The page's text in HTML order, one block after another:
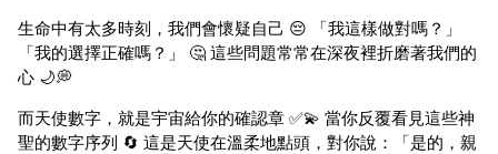
生命中有太多時刻，我們會懷疑自己 😔 「我這樣做對嗎？」
「我的選擇正確嗎？」 🤔 這些問題常常在深夜裡折磨著我們的
心 🌙💭
而天使數字，就是宇宙給你的確認章 ✅💫 當你反覆看見這些神
聖的數字序列 🔄 這是天使在溫柔地點頭，對你說：「是的，親